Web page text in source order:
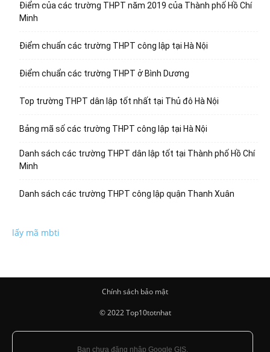
Điểm của các trường THPT năm 2019 của Thành phố Hồ Chí
Minh
Điểm chuẩn các trường THPT công lập tại Hà Nội
Điểm chuẩn các trường THPT ở Bình Dương
Top trường THPT dân lập tốt nhất tại Thủ đô Hà Nội
Bảng mã số các trường THPT công lập tại Hà Nội
Danh sách các trường THPT dân lập tốt tại Thành phố Hồ Chí
Minh
Danh sách các trường THPT công lập quận Thanh Xuân
lấy mã mbti
Chính sách bảo mật
© 2022 Top10totnhat
Bạn chưa đăng nhập Google GIS.